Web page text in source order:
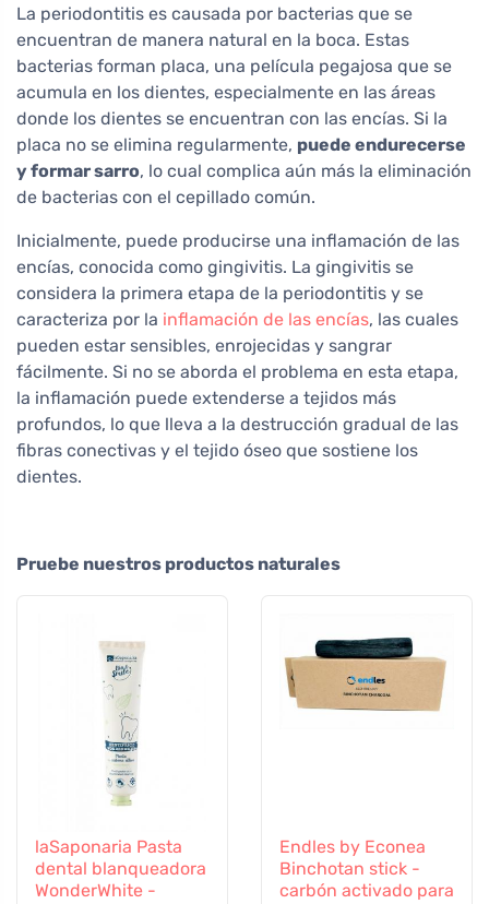
La periodontitis es causada por bacterias que se
encuentran de manera natural en la boca. Estas
bacterias forman placa, una película pegajosa que se
acumula en los dientes, especialmente en las áreas
donde los dientes se encuentran con las encías. Si la
placa no se elimina regularmente, puede endurecerse
y formar sarro, lo cual complica aún más la eliminación
de bacterias con el cepillado común.
Inicialmente, puede producirse una inflamación de las
encías, conocida como gingivitis. La gingivitis se
considera la primera etapa de la periodontitis y se
caracteriza por la inflamación de las encías, las cuales
pueden estar sensibles, enrojecidas y sangrar
fácilmente. Si no se aborda el problema en esta etapa,
la inflamación puede extenderse a tejidos más
profundos, lo que lleva a la destrucción gradual de las
fibras conectivas y el tejido óseo que sostiene los
dientes.
Pruebe nuestros productos naturales
laSaponaria Pasta
dental blanqueadora
WonderWhite -
Endles by Econea
Binchotan stick -
carbón activado para